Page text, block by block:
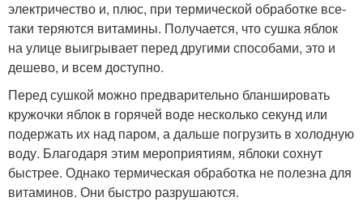
электричество и, плюс, при термической обработке все-
таки теряются витамины. Получается, что сушка яблок
на улице выигрывает перед другими способами, это и
дешево, и всем доступно.
Перед сушкой можно предварительно бланшировать
кружочки яблок в горячей воде несколько секунд или
подержать их над паром, а дальше погрузить в холодную
воду. Благодаря этим мероприятиям, яблоки сохнут
быстрее. Однако термическая обработка не полезна для
витаминов. Они быстро разрушаются.